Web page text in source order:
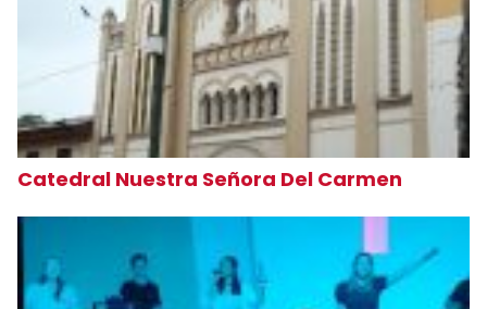
Catedral Nuestra Señora Del Carmen